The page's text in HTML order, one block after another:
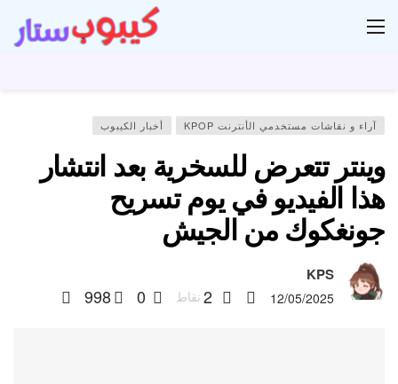
آراء و نقاشات مستخدمي الأنترنت KPOP أخبار الكيبوب
وينتر تتعرض للسخرية بعد انتشار
هذا الفيديو في يوم تسريح
جونغكوك من الجيش
KPS
12/05/2025
2 نقاط 0
998